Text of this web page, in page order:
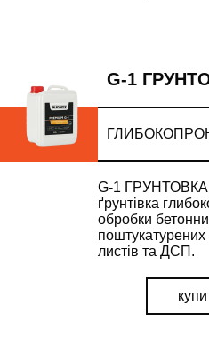
G-1
G-1 ГРУНТОВКА
ґрунтівка
обробки
поштукатурених
листів та ДСП.